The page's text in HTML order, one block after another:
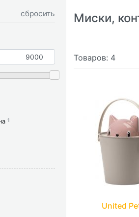
сбросить
1
Миски,
Товаров: 4
United